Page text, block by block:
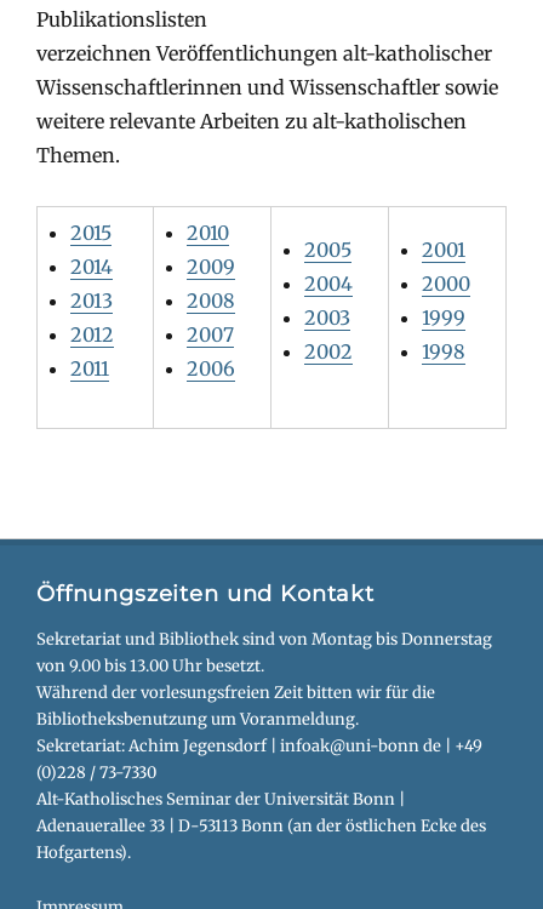
Publikationslisten
verzeichnen Veröffentlichungen alt-katholischer
Wissenschaftlerinnen und Wissenschaftler sowie
weitere relevante Arbeiten zu alt-katholischen
Themen.
2015
2014
2013
2012
2011
2010
2009
2008
2007
2006
2005
2004
2003
2002
2001
2000
1999
1998
Öffnungszeiten und Kontakt
Sekretariat und Bibliothek sind von Montag bis Donnerstag
von 9.00 bis 13.00 Uhr besetzt.
Während der vorlesungsfreien Zeit bitten wir für die
Bibliotheksbenutzung um Voranmeldung.
Sekretariat: Achim Jegensdorf | infoak@uni-bonn de | +49
(0)228 / 73-7330
Alt-Katholisches Seminar der Universität Bonn |
Adenauerallee 33 | D-53113 Bonn (an der östlichen Ecke des
Hofgartens).